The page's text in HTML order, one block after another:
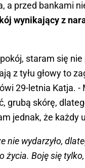
a przed bankami
wynikający z
staram się
z tyłu głowy to
29-letnia Katja.
grubą skórę,
jednak, że każdy
nie wydarzyło,
życia. Boję się